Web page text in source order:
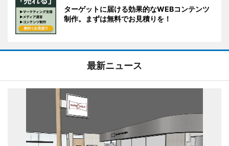
ターゲットに届ける効果的なWEBコンテンツ
制作。まずは無料でお見積りを！
最新ニュース